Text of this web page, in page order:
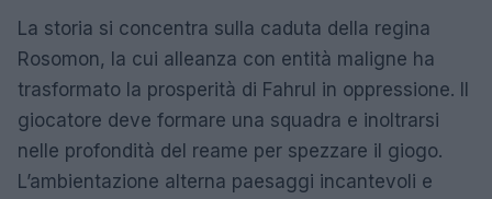
La storia si concentra sulla caduta della regina
Rosomon, la cui alleanza con entità maligne ha
trasformato la prosperità di Fahrul in oppressione. Il
giocatore deve formare una squadra e inoltrarsi
nelle profondità del reame per spezzare il giogo.
L’ambientazione alterna paesaggi incantevoli e